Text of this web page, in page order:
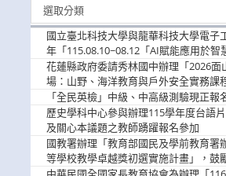
選取分類
國立臺北科技大學與龍華科技大學電子
年「115.08.10~08.12「AI賦能應用於智
歡迎學生踴躍報名參加
花蓮縣政府委請秀林國中辦理「2026面
場：山野、海洋教育與戶外安全實務課
參加
「全民英檢」中級、中高級測驗現正報
歷史學科中心參與辦理115學年度台語
及關心本議題之教師踴躍報名參加
國教署辦理「教育部國民及學前教育署
等學校教學卓越獎初選實施計畫」，鼓